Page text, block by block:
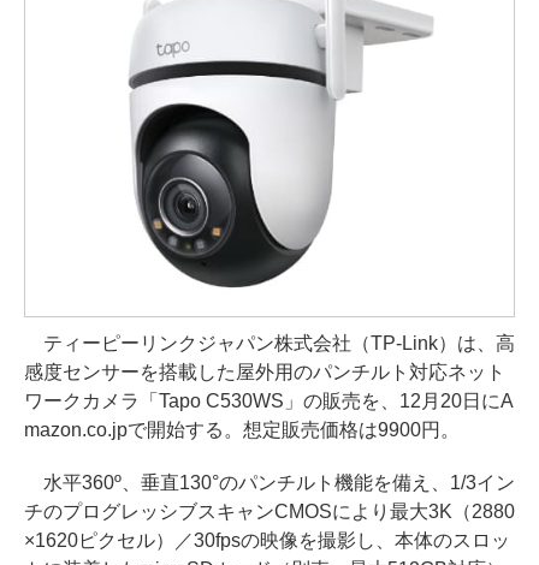
ティーピーリンクジャパン株式会社（TP-Link）は、高
感度センサーを搭載した屋外用のパンチルト対応ネット
ワークカメラ「Tapo C530WS」の販売を、12月20日にA
mazon.co.jpで開始する。想定販売価格は9900円。
水平360º、垂直130°のパンチルト機能を備え、1/3イン
チのプログレッシブスキャンCMOSにより最大3K（2880
×1620ピクセル）／30fpsの映像を撮影し、本体のスロッ